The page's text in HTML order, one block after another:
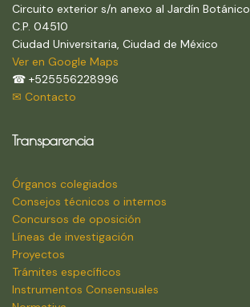
Circuito exterior s/n anexo al Jardín Botánico
C.P. 04510
Ciudad Universitaria, Ciudad de México
Ver en Google Maps
☎ +525556228996
✉ Contacto
Transparencia
Órganos colegiados
Consejos técnicos o internos
Concursos de oposición
Líneas de investigación
Proyectos
Trámites específicos
Instrumentos Consensuales